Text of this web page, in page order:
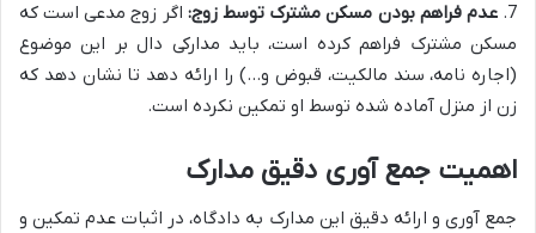
7. عدم فراهم بودن مسکن مشترک توسط زوج: اگر زوج مدعی است که
مسکن مشترک فراهم کرده است، باید مدارکی دال بر این موضوع
(اجاره نامه، سند مالکیت، قبوض و…) را ارائه دهد تا نشان دهد که
زن از منزل آماده شده توسط او تمکین نکرده است.
اهمیت جمع آوری دقیق مدارک
جمع آوری و ارائه دقیق این مدارک به دادگاه، در اثبات عدم تمکین و